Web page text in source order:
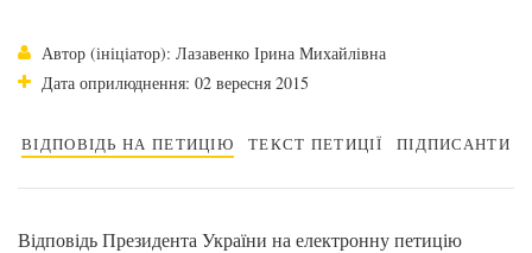
Автор (ініціатор): Лазавенко Ірина Михайлівна
Дата оприлюднення: 02 вересня 2015
ВІДПОВІДЬ НА ПЕТИЦІЮ ТЕКСТ ПЕТИЦІЇ ПІДПИСАНТИ
Відповідь Президента України на електронну петицію